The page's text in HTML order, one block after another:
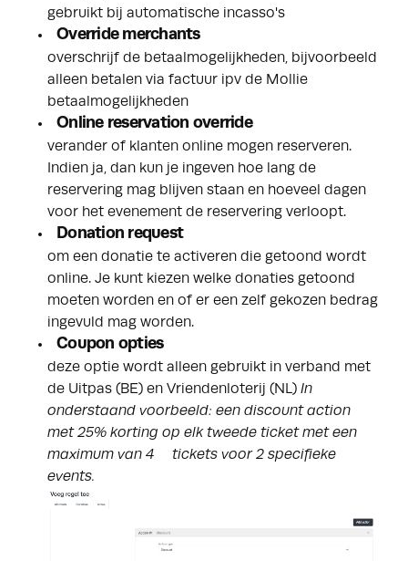
gebruikt bij automatische incasso's
Override merchants
overschrijf de betaalmogelijkheden, bijvoorbeeld
alleen betalen via factuur ipv de Mollie
betaalmogelijkheden
Online reservation override
verander of klanten online mogen reserveren.
Indien ja, dan kun je ingeven hoe lang de
reservering mag blijven staan en hoeveel dagen
voor het evenement de reservering verloopt.
Donation request
om een donatie te activeren die getoond wordt
online. Je kunt kiezen welke donaties getoond
moeten worden en of er een zelf gekozen bedrag
ingevuld mag worden.
Coupon opties
deze optie wordt alleen gebruikt in verband met
de Uitpas (BE) en Vriendenloterij (NL) In
onderstaand voorbeeld: een discount action
met 25% korting op elk tweede ticket met een
maximum van 4 tickets voor 2 specifieke
events.